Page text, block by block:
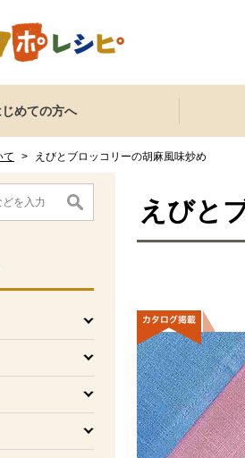
じめての方へ
て > えびとブロッコリーの胡麻風味炒め
メニューです。
ここまで。
えびと